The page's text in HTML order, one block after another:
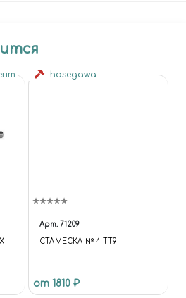
hasegawa
Арт. 71209
СТАМЕСКА № 4 ТТ9
от 1810 ₽